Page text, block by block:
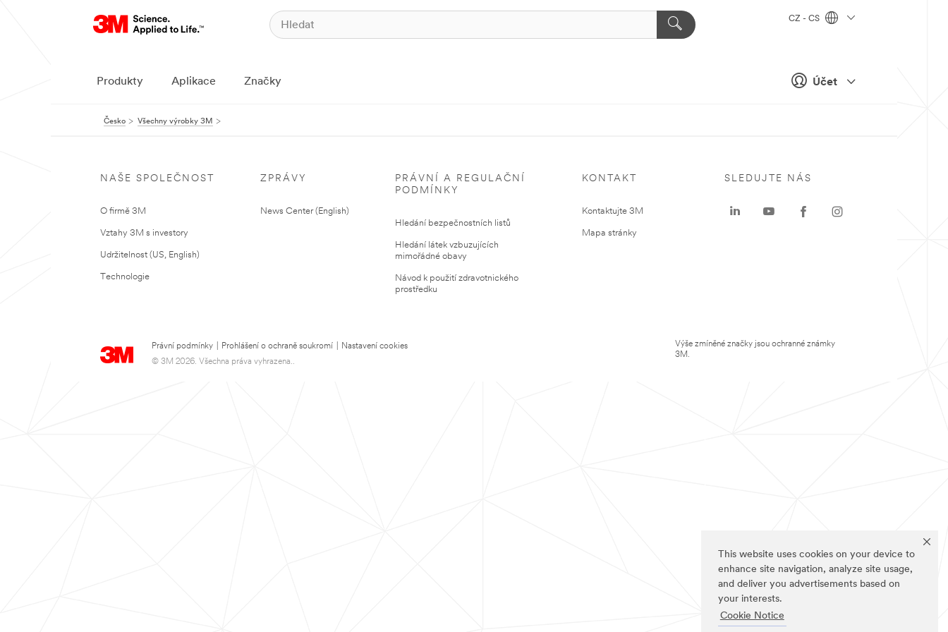
This website uses cookies on your device to
enhance site navigation, analyze site usage,
and deliver you advertisements based on
your interests.
Cookie Notice
Účet
CZ - CS
Produkty Aplikace Značky
Česko Všechny výrobky 3M
NAŠE SPOLEČNOST
O firmě 3M
Vztahy 3M s investory
Udržitelnost (US, English)
Technologie
ZPRÁVY
News Center (English)
PRÁVNÍ A REGULAČNÍ
PODMÍNKY
Hledání bezpečnostních listů
Hledání látek vzbuzujících
mimořádné obavy
Návod k použití zdravotnického
prostředku
KONTAKT
Kontaktujte 3M
Mapa stránky
Právní podmínky Prohlášení o ochraně soukromí
Nastavení cookies
© 3M 2026. Všechna práva vyhrazena..
SLEDUJTE NÁS
Výše zmíněné značky jsou ochranné známky
3M.